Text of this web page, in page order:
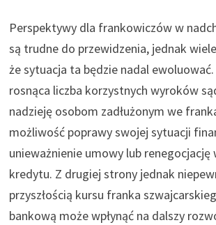
Perspektywy dla frankowiczów w
są trudne do przewidzenia, jednak
że sytuacja ta będzie nadal
rosnąca liczba korzystnych wyroków
nadzieję osobom zadłużonym we
możliwość poprawy swojej sytuacji
unieważnienie umowy lub renegocjację
kredytu. Z drugiej strony jednak
przyszłością kursu franka
bankową może wpłynąć na dalszy